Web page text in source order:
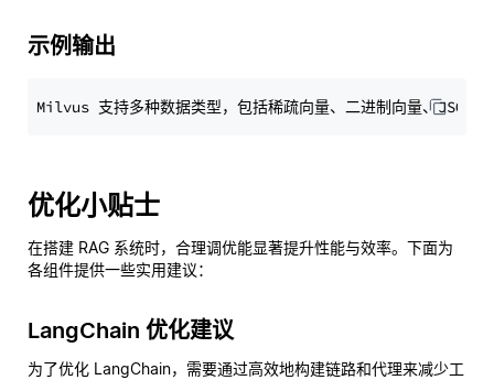
示例输出
优化小贴士
在搭建 RAG 系统时，合理调优能显著提升性能与效率。下面为
各组件提供一些实用建议：
LangChain 优化建议
为了优化 LangChain，需要通过高效地构建链路和代理来减少工